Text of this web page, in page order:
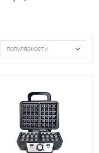
популярности